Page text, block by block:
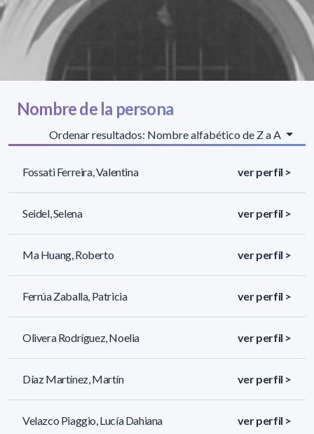
Nombre de la persona
Ordenar resultados: Nombre alfabético de Z a A
Fossati Ferreira, Valentina ver perfil >
Seidel, Selena ver perfil >
Ma Huang, Roberto ver perfil >
Ferrúa Zaballa, Patricia ver perfil >
Olivera Rodríguez, Noelia ver perfil >
Díaz Martínez, Martín ver perfil >
Velazco Piaggio, Lucía Dahiana ver perfil >